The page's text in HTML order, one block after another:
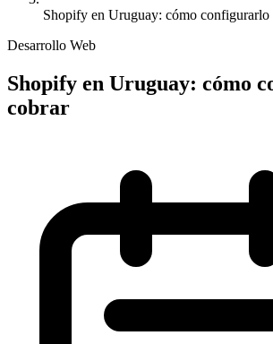
Shopify en Uruguay: cómo configurarlo
Desarrollo Web
Shopify en Uruguay: cómo
cobrar